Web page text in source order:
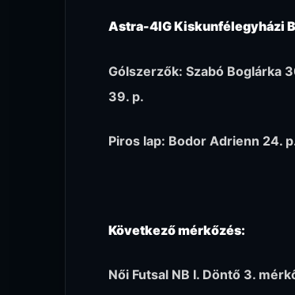
Astra-4IG Kiskunfélegyházi
Gólszerzők: Szabó Boglárka
39. p.
Piros lap: Bodor Adrienn 24.
Következő mérkőzés:
Női Futsal NB I. Döntő 3.